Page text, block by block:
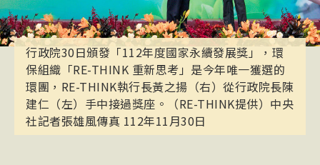
行政院30日頒發「112年度國家永續發展獎」，環
保組織「RE-THINK 重新思考」是今年唯一獲選的
環團，RE-THINK執行長黃之揚（右）從行政院長陳
建仁（左）手中接過獎座。（RE-THINK提供）中央
社記者張雄風傳真 112年11月30日